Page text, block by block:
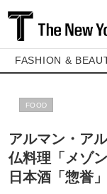
FASHION &
FOOD
アルマン・ア
仏料理「メゾ
日本酒「惣誉